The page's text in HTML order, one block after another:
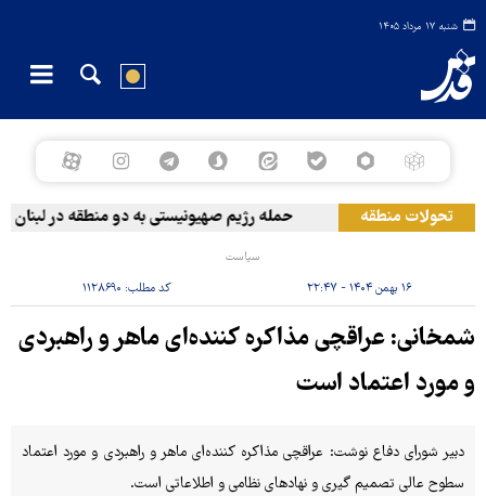
شنبه ۱۷ مرداد ۱۴۰۵
تحولات منطقه حمله رژیم صهیونیستی به دو منطقه در لبنان
سیاست
۱۶ بهمن ۱۴۰۴ - ۲۲:۴۷ کد مطلب: ۱۱۲۸۶۹۰
شمخانی: عراقچی مذاکره کننده‌ای ماهر و راهبردی
و مورد اعتماد است
دبیر شورای دفاع نوشت: عراقچی مذاکره کننده‌ای ماهر و راهبردی و مورد اعتماد
سطوح عالی تصمیم گیری و نهادهای نظامی و اطلاعاتی است.